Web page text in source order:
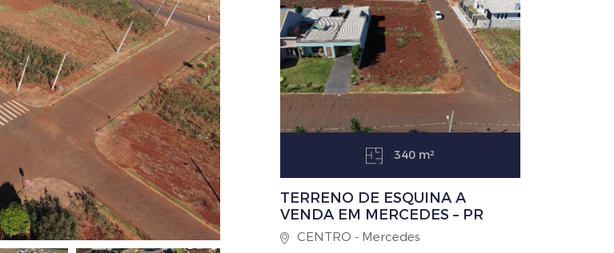
340 m²
TERRENO DE ESQUINA A
VENDA EM MERCEDES – PR
CENTRO - Mercedes